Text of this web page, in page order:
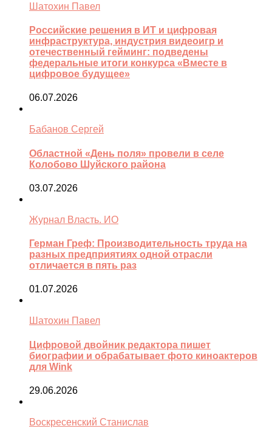
Шатохин Павел
Российские решения в ИТ и цифровая
инфраструктура, индустрия видеоигр и
отечественный гейминг: подведены
федеральные итоги конкурса «Вместе в
цифровое будущее»
06.07.2026
Бабанов Сергей
Областной «День поля» провели в селе
Колобово Шуйского района
03.07.2026
Журнал Власть. ИО
Герман Греф: Производительность труда на
разных предприятиях одной отрасли
отличается в пять раз
01.07.2026
Шатохин Павел
Цифровой двойник редактора пишет
биографии и обрабатывает фото киноактеров
для Wink
29.06.2026
Воскресенский Станислав